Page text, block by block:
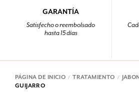
GARANTÍA
Satisfecho o reembolsado
hasta 15 días
PÁGINA DE INICIO TRATAMIENTO
GUIJARRO